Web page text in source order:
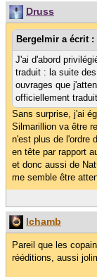
Druss
Bergelmir a écrit :
J'ai d'abord
traduit : la suite
ouvrages que
officiellement
Sans surprise, j'ai
Silmarillion va être
n'est plus de l'ordre
en tête par rapport
et donc aussi de
me semble être
lchamb
Pareil que les
rééditions, aussi